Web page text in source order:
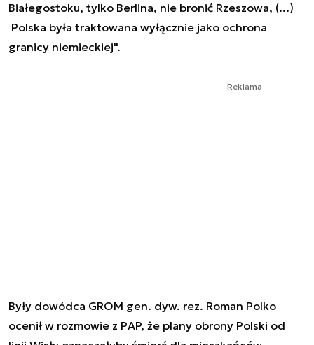
Białegostoku, tylko Berlina, nie bronić Rzeszowa, (...)
Polska była traktowana wyłącznie jako ochrona
granicy niemieckiej".
Reklama
Były dowódca GROM gen. dyw. rez. Roman Polko
ocenił w rozmowie z PAP, że plany obrony Polski od